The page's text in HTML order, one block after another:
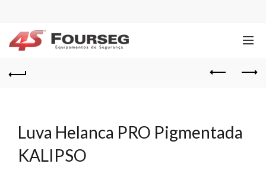
Luva Helanca PRO Pigmentada
KALIPSO